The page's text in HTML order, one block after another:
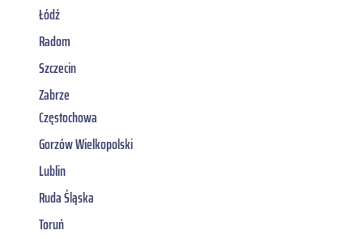
Łódź
Radom
Szczecin
Zabrze
Częstochowa
Gorzów Wielkopolski
Lublin
Ruda Śląska
Toruń